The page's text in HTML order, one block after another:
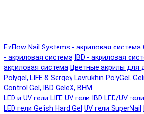
EzFlow Nail Systems - акриловая система
- акриловая система IBD - акриловая
акриловая система Цветные акрилы для
Polygel, LIFE & Sergey Lavrukhin PolyGel,
Control Gel, IBD GeleX, BHM
LED и UV гели LIFE UV гели IBD LED/UV
LED гели Gelish Hard Gel UV гели SuperNail